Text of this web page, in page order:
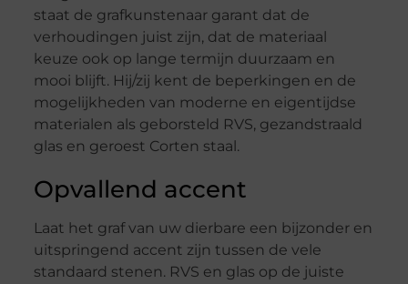
staat de grafkunstenaar garant dat de
verhoudingen juist zijn, dat de materiaal
keuze ook op lange termijn duurzaam en
mooi blijft. Hij/zij kent de beperkingen en de
mogelijkheden van moderne en eigentijdse
materialen als geborsteld RVS, gezandstraald
glas en geroest Corten staal.
Opvallend accent
Laat het graf van uw dierbare een bijzonder en
uitspringend accent zijn tussen de vele
standaard stenen. RVS en glas op de juiste